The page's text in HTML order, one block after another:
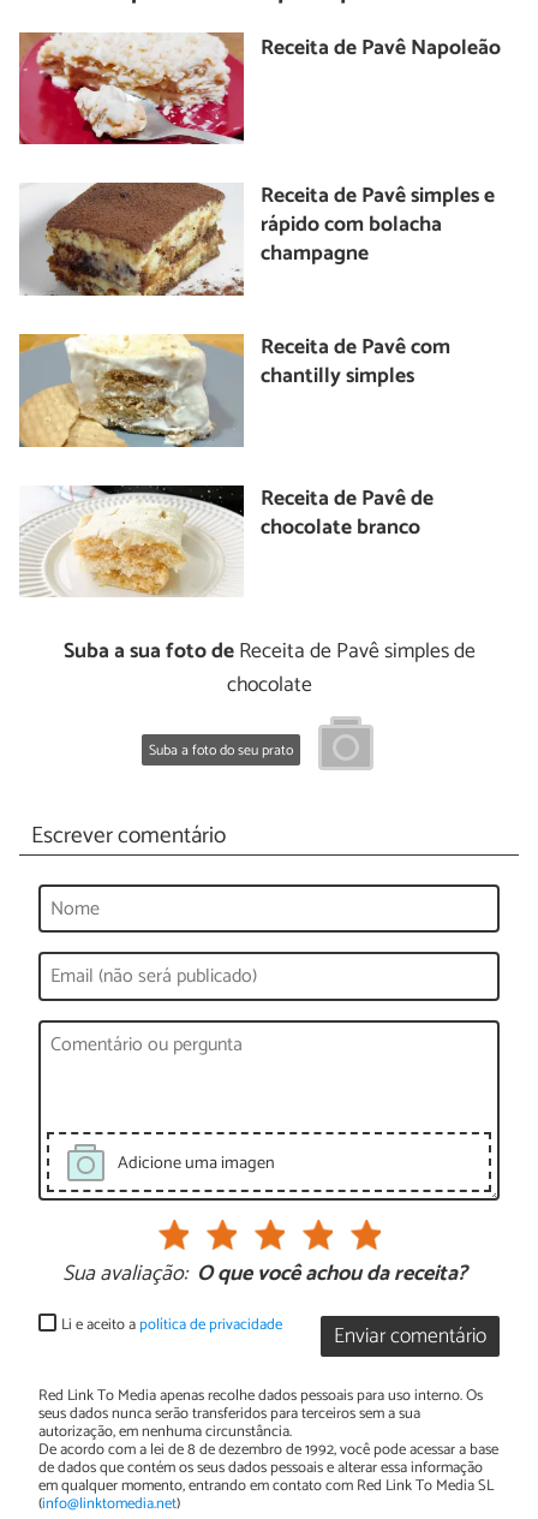
Receita de Pavê Napoleão
Receita de Pavê simples e
rápido com bolacha
champagne
Receita de Pavê com
chantilly simples
Receita de Pavê de
chocolate branco
Suba a sua foto deReceita de Pavê simples de
chocolate
Suba a foto do seu prato
Escrever comentário
Adicione uma imagen
Sua avaliação: O que você achou da receita?
Enviar comentário
Li e aceito apolítica de privacidade
Red Link To Media apenas recolhe dados pessoais para uso interno. Os
seus dados nunca serão transferidos para terceiros sem a sua
autorização, em nenhuma circunstância.
De acordo com a lei de 8 de dezembro de 1992, você pode acessar a base
de dados que contém os seus dados pessoais e alterar essa informação
em qualquer momento, entrando em contato com Red Link To Media SL
(info@linktomedia.net)